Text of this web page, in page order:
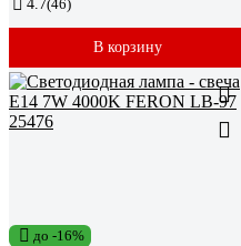
4.7(46)
В корзину
до -16%